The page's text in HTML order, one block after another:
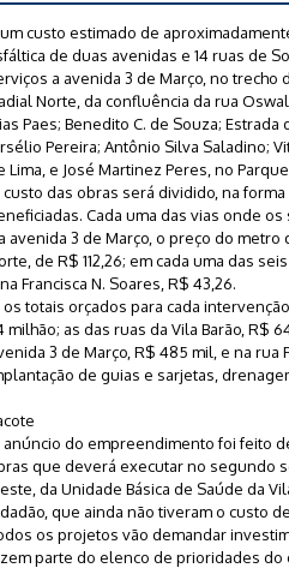
custo estimado de
de duas avenidas e 14 ruas de
a avenida 3 de Março, no trecho
Norte, da confluência da rua
Paes; Benedito C. de Souza; Estrada
Pereira; Antônio Silva Saladino;
Lima, e José Martinez Peres, no
custo das obras será dividido, na
Cada uma das vias onde
avenida 3 de Março, o preço do
de R$ 112,26; em cada uma das
Francisca N. Soares, R$ 43,26.
os totais orçados para cada
milhão; as das ruas da Vila Barão, R$
3 de Março, R$ 485 mil, e na rua
de guias e sarjetas,
anúncio do empreendimento foi feito
que deverá executar no segundo
da Unidade Básica de Saúde da
que ainda não tiveram o custo
os projetos vão demandar
parte do elenco de prioridades do